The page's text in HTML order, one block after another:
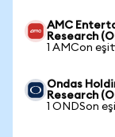
AMC
Research
1 AMCon
Ondas
Research
1 ONDSon